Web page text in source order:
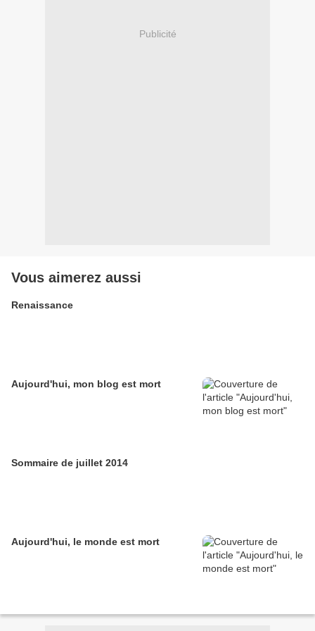
Publicité
Vous aimerez aussi
Renaissance
Aujourd'hui, mon blog est mort
Sommaire de juillet 2014
Aujourd'hui, le monde est mort